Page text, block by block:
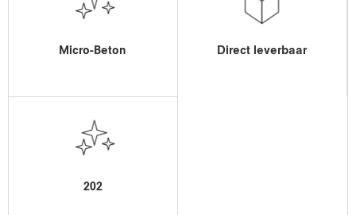
Micro-Beton Direct leverbaar
202